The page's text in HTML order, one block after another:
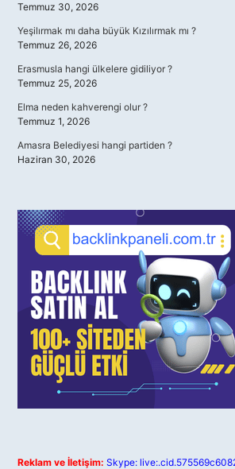
Temmuz 30, 2026
Yeşilırmak mı daha büyük Kızılırmak mı ?
Temmuz 26, 2026
Erasmusla hangi ülkelere gidiliyor ?
Temmuz 25, 2026
Elma neden kahverengi olur ?
Temmuz 1, 2026
Amasra Belediyesi hangi partiden ?
Haziran 30, 2026
Reklam ve İletişim: Skype: